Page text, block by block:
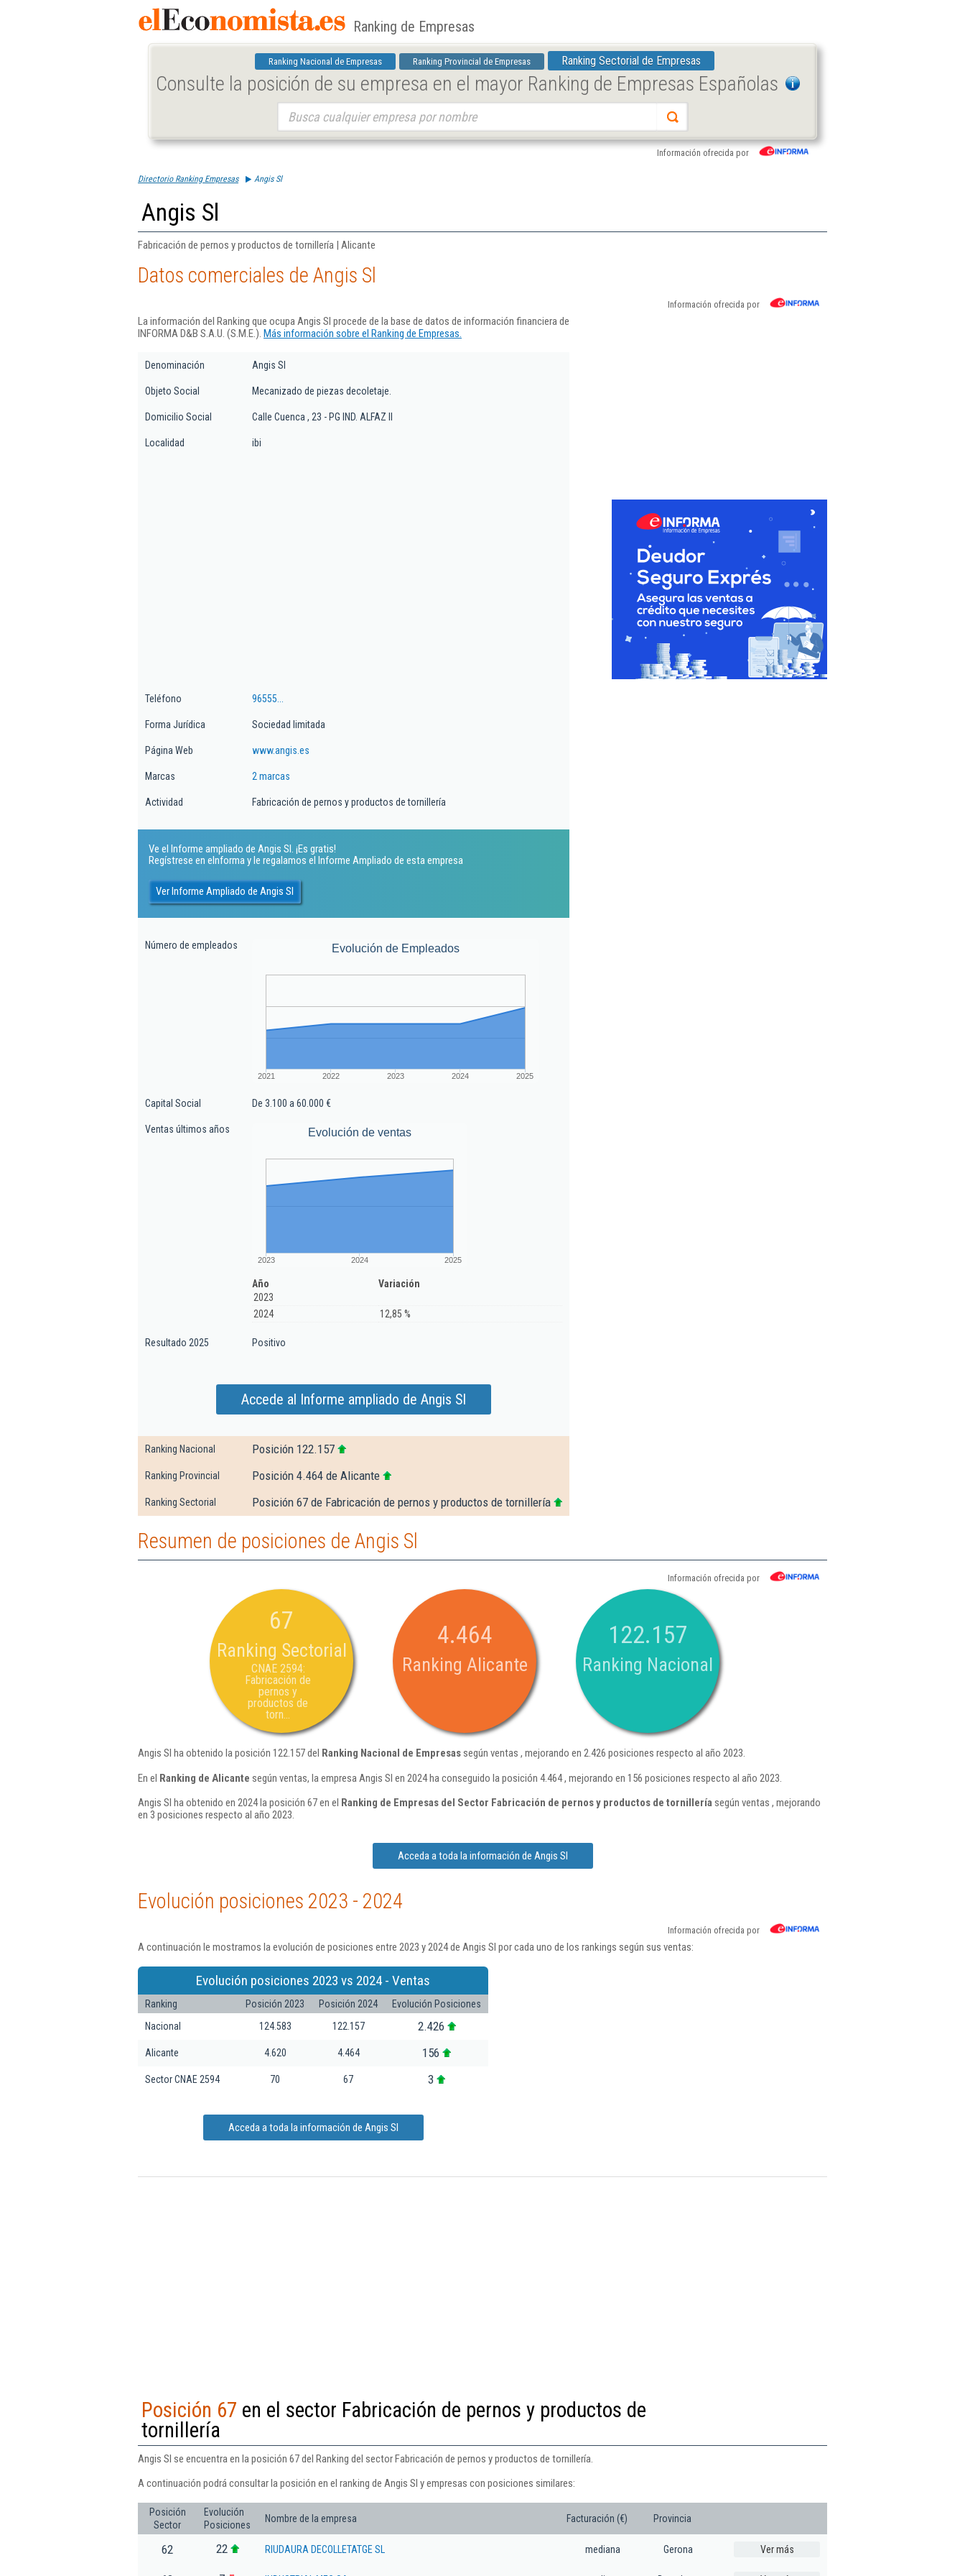
Ranking de Empresas
Ranking Nacional de Empresas Ranking Provincial de Empresas Ranking Sectorial de Empresas
Consulte la posición de su empresa en el mayor Ranking de Empresas Españolas
Información ofrecida por
Directorio Ranking Empresas Angis Sl
Angis Sl
Fabricación de pernos y productos de tornillería | Alicante
Datos comerciales de Angis Sl
Información ofrecida por
La información del Ranking que ocupa Angis Sl procede de la base de datos de información financiera de
INFORMA D&B S.A.U. (S.M.E.). Más información sobre el Ranking de Empresas.
Denominación Angis Sl
Objeto Social Mecanizado de piezas decoletaje.
Domicilio Social Calle Cuenca , 23 - PG IND. ALFAZ II
Localidad ibi
Teléfono 96555...
Forma Jurídica Sociedad limitada
Página Web www.angis.es
Marcas 2 marcas
Actividad Fabricación de pernos y productos de tornillería
Ve el Informe ampliado de Angis Sl. ¡Es gratis!
Regístrese en eInforma y le regalamos el Informe Ampliado de esta empresa
Ver Informe Ampliado de Angis Sl
Número de empleados Evolución de Empleados
2021 2022 2023 2024 2025
Capital Social De 3.100 a 60.000 €
Ventas últimos años Evolución de ventas
2023 2024 2025
Año
Variación
2023
2024
12,85 %
Resultado 2025 Positivo
Accede al Informe ampliado de Angis Sl
Ranking Nacional Posición 122.157
Ranking Provincial Posición 4.464 de Alicante
Ranking Sectorial Posición 67 de Fabricación de pernos y productos de tornillería
Resumen de posiciones de Angis Sl
Información ofrecida por
67
Ranking Sectorial
CNAE 2594:
Fabricación de
pernos y
productos de
torn...
4.464
Ranking Alicante
122.157
Ranking Nacional
Angis Sl ha obtenido la posición 122.157 del Ranking Nacional de Empresassegún ventas , mejorando en 2.426 posiciones respecto al año 2023.
En el Ranking de Alicante según ventas, la empresa Angis Sl en 2024 ha conseguido la posición 4.464 , mejorando en 156 posiciones respecto al año 2023.
Angis Sl ha obtenido en 2024 la posición 67 en el Ranking de Empresas del Sector Fabricación de pernos y productos de tornilleríasegún ventas , mejorando
en 3 posiciones respecto al año 2023.
Acceda a toda la información de Angis Sl
Evolución posiciones 2023 - 2024
Información ofrecida por
A continuación le mostramos la evolución de posiciones entre 2023 y 2024 de Angis Sl por cada uno de los rankings según sus ventas:
Evolución posiciones 2023 vs 2024 - Ventas
Ranking Posición 2023 Posición 2024
Evolución Posiciones
Nacional
124.583 122.157 2.426
Alicante 4.620 4.464 156
Sector CNAE 2594 70 67 3
Acceda a toda la información de Angis Sl
Posición 67 en el sector Fabricación de pernos y productos de
tornillería
Angis Sl se encuentra en la posición 67 del Ranking del sector Fabricación de pernos y productos de tornillería.
A continuación podrá consultar la posición en el ranking de Angis Sl y empresas con posiciones similares:
Posición
Sector
Evolución
Posiciones
Nombre de la empresa Facturación (€) Provincia
62 22 RIUDAURA DECOLLETATGE SL mediana Gerona Ver más